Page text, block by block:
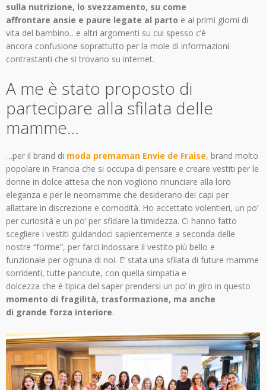
sulla nutrizione, lo svezzamento, su come
affrontare ansie e paure legate al parto e ai primi giorni di
vita del bambino…e altri argomenti su cui spesso c’è
ancora confusione soprattutto per la mole di informazioni
contrastanti che si trovano su internet.
A me è stato proposto di
partecipare alla sfilata delle
mamme…
…per il brand di moda premaman Envie de Fraise, brand molto
popolare in Francia che si occupa di pensare e creare vestiti per le
donne in dolce attesa che non vogliono rinunciare alla loro
eleganza e per le neomamme che desiderano dei capi per
allattare in discrezione e comodità. Ho accettato volentieri, un po’
per curiosità e un po’ per sfidare la timidezza. Ci hanno fatto
scegliere i vestiti guidandoci sapientemente a seconda delle
nostre “forme”, per farci indossare il vestito più bello e
funzionale per ognuna di noi. E’ stata una sfilata di future mamme
sorridenti, tutte panciute, con quella simpatia e
dolcezza che è tipica del saper prendersi un po’ in giro in questo
momento di fragilità, trasformazione, ma anche
di grande forza interiore.